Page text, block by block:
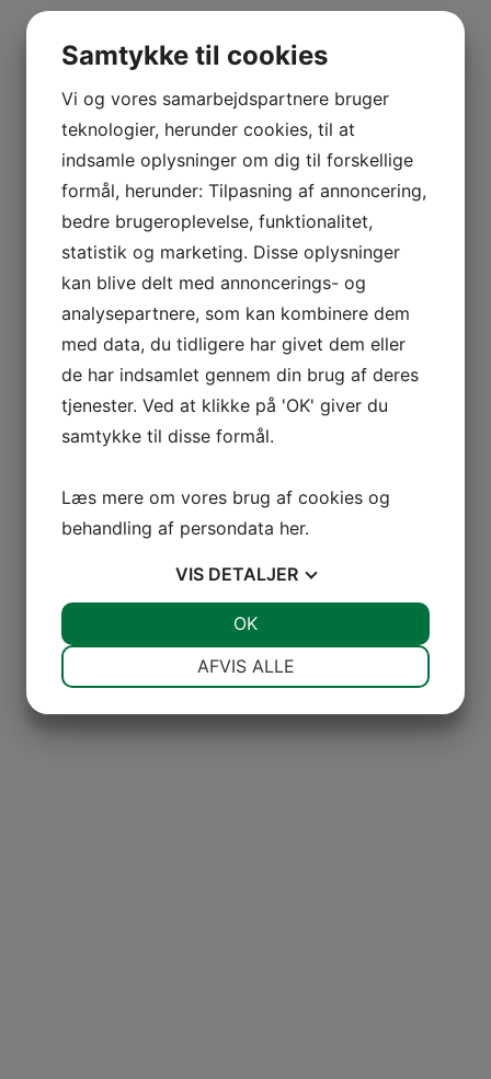
Samtykke til cookies
Vi og vores samarbejdspartnere bruger
teknologier, herunder cookies, til at
indsamle oplysninger om dig til forskellige
formål, herunder: Tilpasning af annoncering,
bedre brugeroplevelse, funktionalitet,
statistik og marketing. Disse oplysninger
kan blive delt med annoncerings- og
analysepartnere, som kan kombinere dem
med data, du tidligere har givet dem eller
de har indsamlet gennem din brug af deres
tjenester. Ved at klikke på 'OK' giver du
samtykke til disse formål.
Læs mere om vores brug af cookies og
behandling af persondata her.
VIS DETALJER
AFVIS ALLE
OK